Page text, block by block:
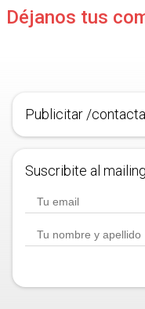
Déjanos tus
Publicitar /
Suscribite al